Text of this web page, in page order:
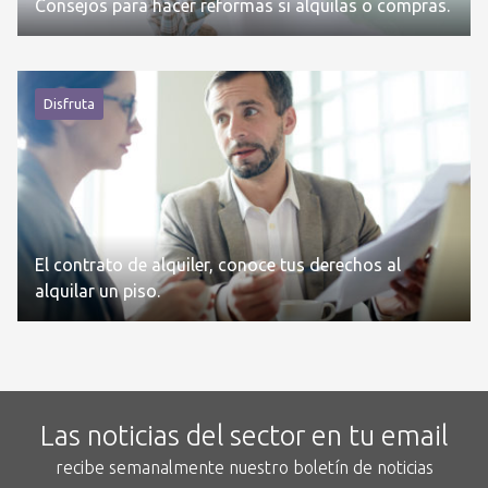
Consejos para hacer reformas si alquilas o compras.
Disfruta
El contrato de alquiler, conoce tus derechos al
alquilar un piso.
Las noticias del sector en tu email
recibe semanalmente nuestro boletín de noticias